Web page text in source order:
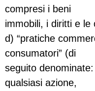
compresi i beni
immobili, i diritti e le
d) “pratiche
consumatori” (di
seguito
qualsiasi azione,